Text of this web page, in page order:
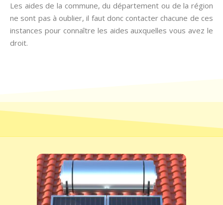
Les aides de la commune, du département ou de la région
ne sont pas à oublier, il faut donc contacter chacune de ces
instances pour connaître les aides auxquelles vous avez le
droit.